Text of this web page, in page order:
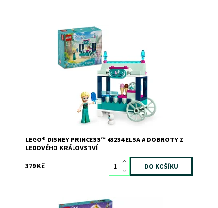
Dobroty a minipanenka LEGO® Disney Elsa
Dostupnost:
Skladem1
11283
LEGO
LEGO® DISNEY PRINCESS™ 43234 ELSA A DOBROTY Z
LEDOVÉHO KRÁLOVSTVÍ
379 Kč